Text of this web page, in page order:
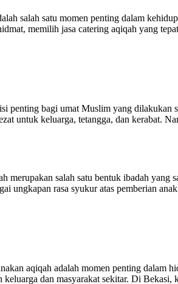
salah satu momen penting dalam
memilih jasa catering aqiqah yang
penting bagi umat Muslim yang
untuk keluarga, tetangga, dan kerabat.
salah satu bentuk ibadah yang
ungkapan rasa syukur atas pemberian
aqiqah adalah momen penting dalam
dan masyarakat sekitar. Di